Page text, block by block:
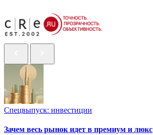
Спецвыпуск: инвестиции
Зачем весь рынок идет в премиум и люкс